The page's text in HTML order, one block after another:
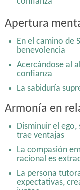
Apertura
En el camino de
benevolencia
Acercándose al
confianza
La sabiduría
Nietzsche y
el naturalismo
tiempo y espacio
De
de la muerte:
Disminuir el ego,
trae ventajas
En el camino de
Armonía en
Disminuir el
trae ventajas
La compasión
racional es
La persona
expectativas,